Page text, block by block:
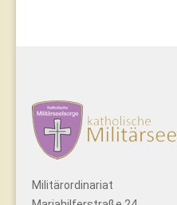
Militärordinariat